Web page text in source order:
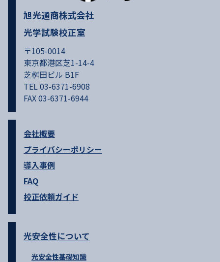
旭光通商株式会社
光学試験校正室
〒105-0014
東京都港区芝1-14-4
芝桝田ビル B1F
TEL 03-6371-6908
FAX 03-6371-6944
会社概要
プライバシーポリシー
導入事例
FAQ
校正依頼ガイド
光安全性について
光安全性基礎知識